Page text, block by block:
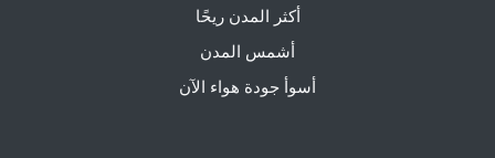
أكثر المدن ريحًا
أشمس المدن
أسوأ جودة هواء الآن